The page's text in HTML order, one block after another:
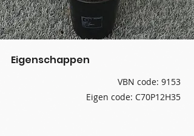
Eigenschappen
VBN code: 9153
Eigen code: C70P12H35